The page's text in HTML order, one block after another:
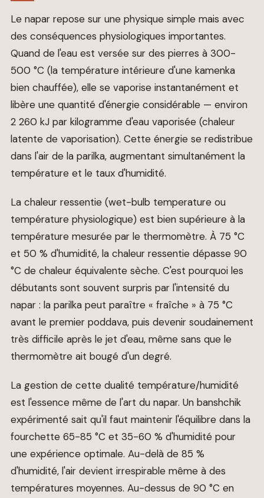
Le napar repose sur une physique simple mais avec
des conséquences physiologiques importantes.
Quand de l'eau est versée sur des pierres à 300-
500 °C (la température intérieure d'une kamenka
bien chauffée), elle se vaporise instantanément et
libère une quantité d'énergie considérable — environ
2 260 kJ par kilogramme d'eau vaporisée (chaleur
latente de vaporisation). Cette énergie se redistribue
dans l'air de la parilka, augmentant simultanément la
température et le taux d'humidité.
La chaleur ressentie (wet-bulb temperature ou
température physiologique) est bien supérieure à la
température mesurée par le thermomètre. À 75 °C
et 50 % d'humidité, la chaleur ressentie dépasse 90
°C de chaleur équivalente sèche. C'est pourquoi les
débutants sont souvent surpris par l'intensité du
napar : la parilka peut paraître « fraîche » à 75 °C
avant le premier poddava, puis devenir soudainement
très difficile après le jet d'eau, même sans que le
thermomètre ait bougé d'un degré.
La gestion de cette dualité température/humidité
est l'essence même de l'art du napar. Un banshchik
expérimenté sait qu'il faut maintenir l'équilibre dans la
fourchette 65-85 °C et 35-60 % d'humidité pour
une expérience optimale. Au-delà de 85 %
d'humidité, l'air devient irrespirable même à des
températures moyennes. Au-dessus de 90 °C en